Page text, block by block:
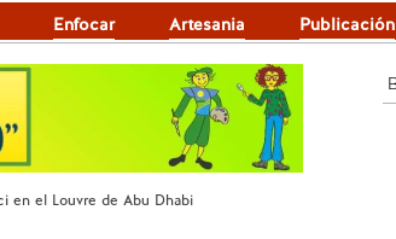
Enfocar Artesania Publicación
en el Louvre de Abu Dhabi